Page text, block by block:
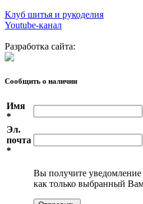
Клуб шитья и рукоделия
Youtube-канал
Разработка сайта:
Сообщить о наличии
Имя
*
Эл.
почта
*
Вы получите
как только выбранный